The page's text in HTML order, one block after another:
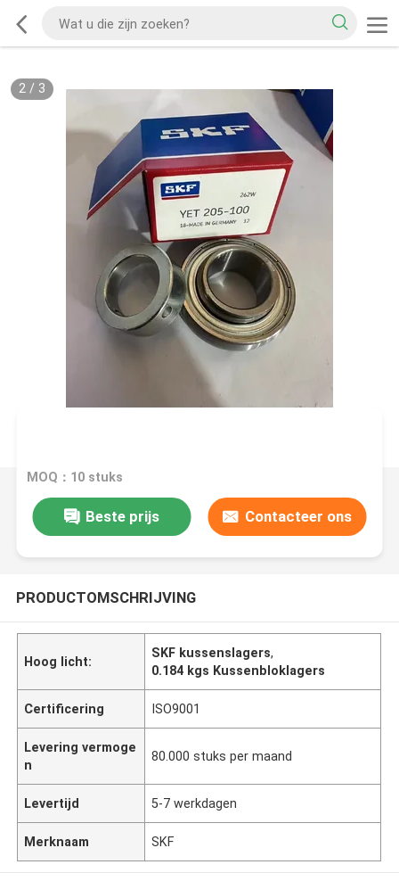
2/ 3
MOQ：10 stuks
Beste prijs Contacteer ons
PRODUCTOMSCHRIJVING
Hoog licht:
SKF kussenslagers,
0.184 kgs Kussenbloklagers
Certificering ISO9001
Levering vermoge
n
80.000 stuks per maand
Levertijd 5-7 werkdagen
Merknaam SKF